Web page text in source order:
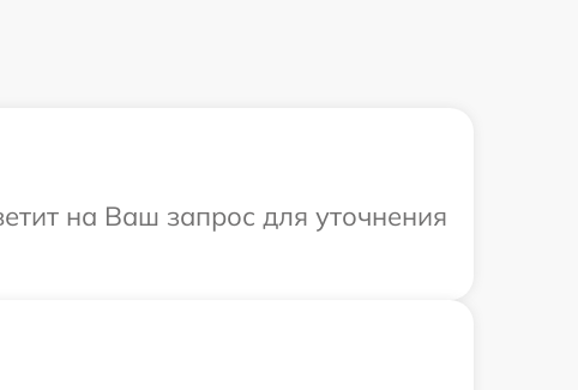
на Ваш запрос для уточнения